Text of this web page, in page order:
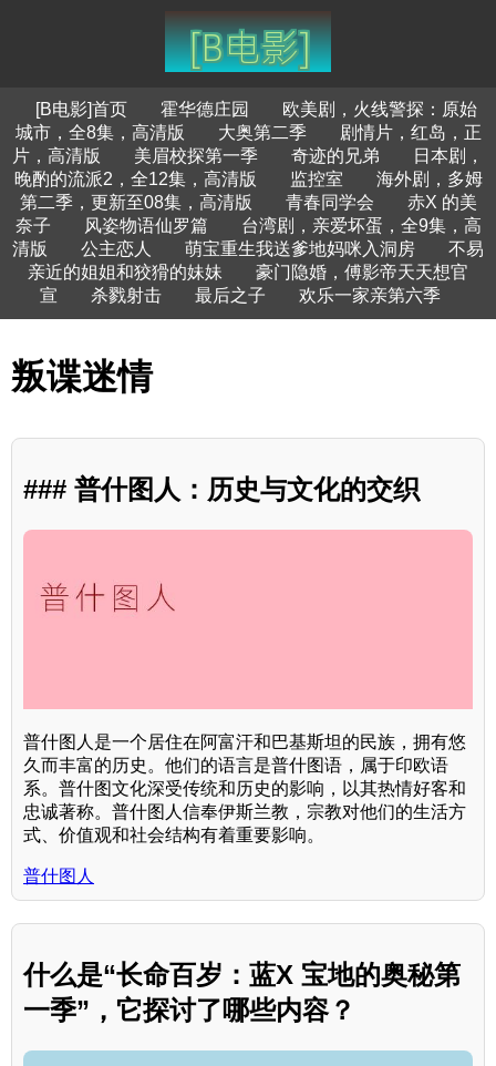
[B电影]首页 霍华德庄园
欧美剧，火线警探：原始
城市，全8集，高清版
大奥第二季
剧情片，红岛，正
片，高清版
美眉校探第一季 奇迹的兄弟
日本剧，
晚酌的流派2，全12集，高清版
监控室
海外剧，多姆
第二季，更新至08集，高清版
青春同学会
赤X 的美
奈子
风姿物语仙罗篇
台湾剧，亲爱坏蛋，全9集，高
清版
公主恋人 萌宝重生我送爹地妈咪入洞房
不易
亲近的姐姐和狡猾的妹妹
豪门隐婚，傅影帝天天想官
宣
杀戮射击 最后之子 欢乐一家亲第六季
叛谍迷情
### 普什图人：历史与文化的交织
普什图人是一个居住在阿富汗和巴基斯坦的民族，拥有悠
久而丰富的历史。他们的语言是普什图语，属于印欧语
系。普什图文化深受传统和历史的影响，以其热情好客和
忠诚著称。普什图人信奉伊斯兰教，宗教对他们的生活方
式、价值观和社会结构有着重要影响。
普什图人
什么是“长命百岁：蓝X 宝地的奥秘第
一季”，它探讨了哪些内容？